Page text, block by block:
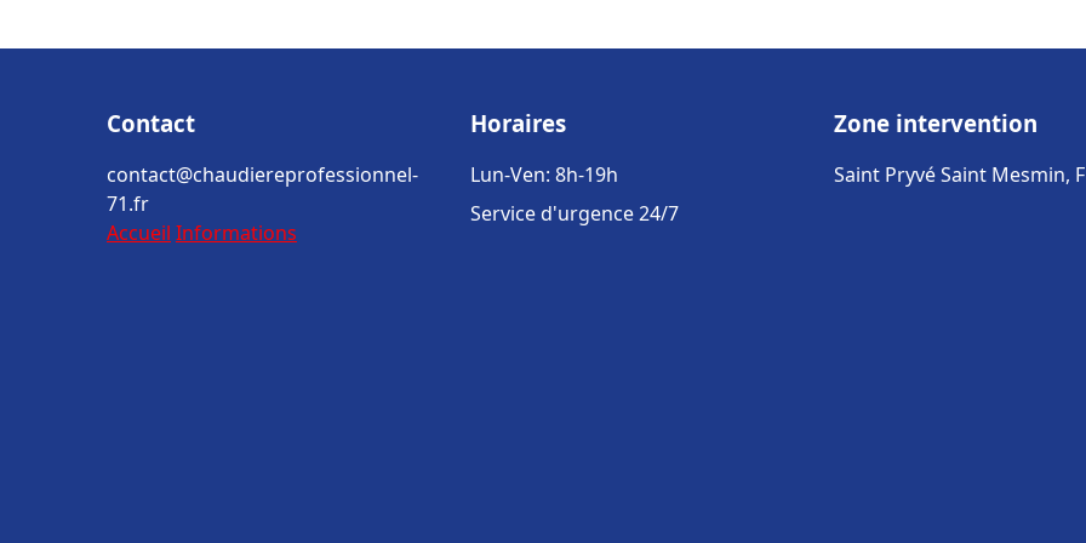
Contact
contact@chaudiereprofessionnel-
71.fr
Accueil Informations
Horaires
Lun-Ven: 8h-19h
Service d'urgence 24/7
Zone intervention
Saint Pryvé Saint Mesmin,